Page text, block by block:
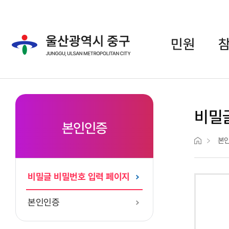
민원
본인인증
비밀글 비밀번호 입력 페이지
본인인증
비밀
본